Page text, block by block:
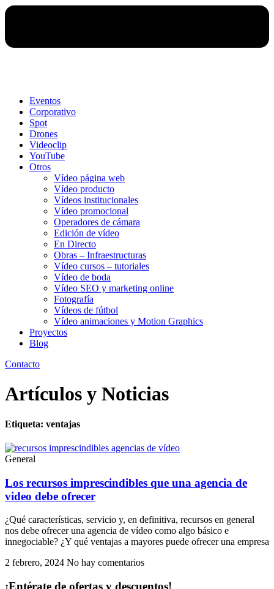
Eventos
Corporativo
Spot
Drones
Videoclip
YouTube
Otros
Vídeo página web
Vídeo producto
Vídeos institucionales
Vídeo promocional
Operadores de cámara
Edición de vídeo
En Directo
Obras – Infraestructuras
Vídeo cursos – tutoriales
Vídeo de boda
Vídeo SEO y marketing online
Fotografía
Vídeos de fútbol
Vídeo animaciones y Motion Graphics
Proyectos
Blog
Contacto
Artículos y Noticias
Etiqueta: ventajas
General
Los recursos imprescindibles que una agencia de
video debe ofrecer
¿Qué características, servicio y, en definitiva, recursos en general
nos debe ofrecer una agencia de vídeo como algo básico e
innegociable? ¿Y qué ventajas a mayores puede ofrecer una empresa
2 febrero, 2024 No hay comentarios
¡Entérate de ofertas y descuentos!